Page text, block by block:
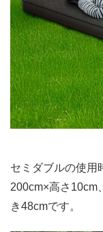
セミダブルの使用
200cm×高さ10cm
き48cmです。